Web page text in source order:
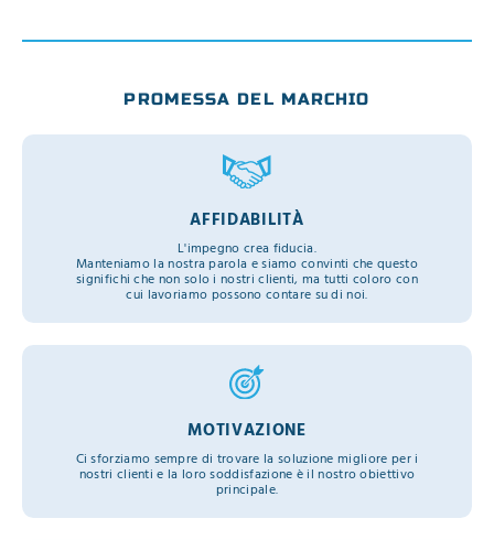
PROMESSA DEL MARCHIO
AFFIDABILITÀ
L'impegno crea fiducia.
Manteniamo la nostra parola e siamo convinti che questo
significhi che non solo i nostri clienti, ma tutti coloro con
cui lavoriamo possono contare su di noi.
MOTIVAZIONE
Ci sforziamo sempre di trovare la soluzione migliore per i
nostri clienti e la loro soddisfazione è il nostro obiettivo
principale.